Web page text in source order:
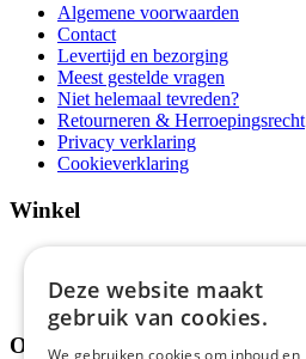
Algemene voorwaarden
Contact
Levertijd en bezorging
Meest gestelde vragen
Niet helemaal tevreden?
Retourneren & Herroepingsrecht
Privacy verklaring
Cookieverklaring
Winkel
Assortiment
Thema's
Over ons
Deze website maakt
gebruik van cookies.
We gebruiken cookies om inhoud en